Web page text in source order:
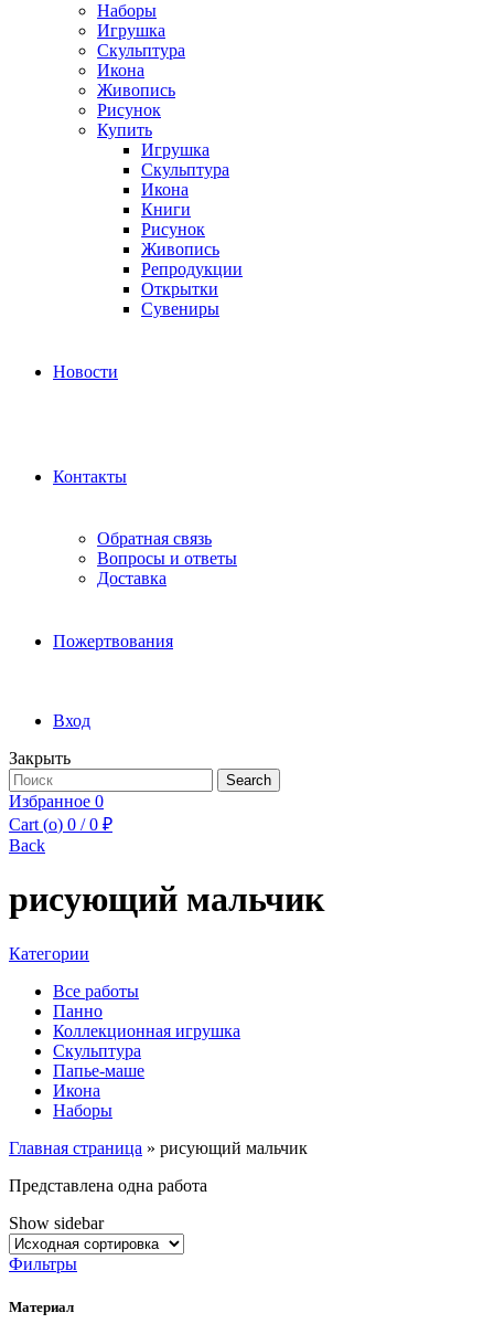
Наборы
Игрушка
Скульптура
Икона
Живопись
Рисунок
Купить
Игрушка
Скульптура
Икона
Книги
Рисунок
Живопись
Репродукции
Открытки
Сувениры
Новости
Контакты
Обратная связь
Вопросы и ответы
Доставка
Пожертвования
Вход
Закрыть
Search
for:
Search
Избранное 0
Cart (o) 0 / 0 ₽
Back
рисующий мальчик
Категории
Все работы
Панно
Коллекционная игрушка
Скульптура
Папье-маше
Икона
Наборы
Главная страница » рисующий мальчик
Представлена одна работа
Show sidebar
Фильтры
Материал